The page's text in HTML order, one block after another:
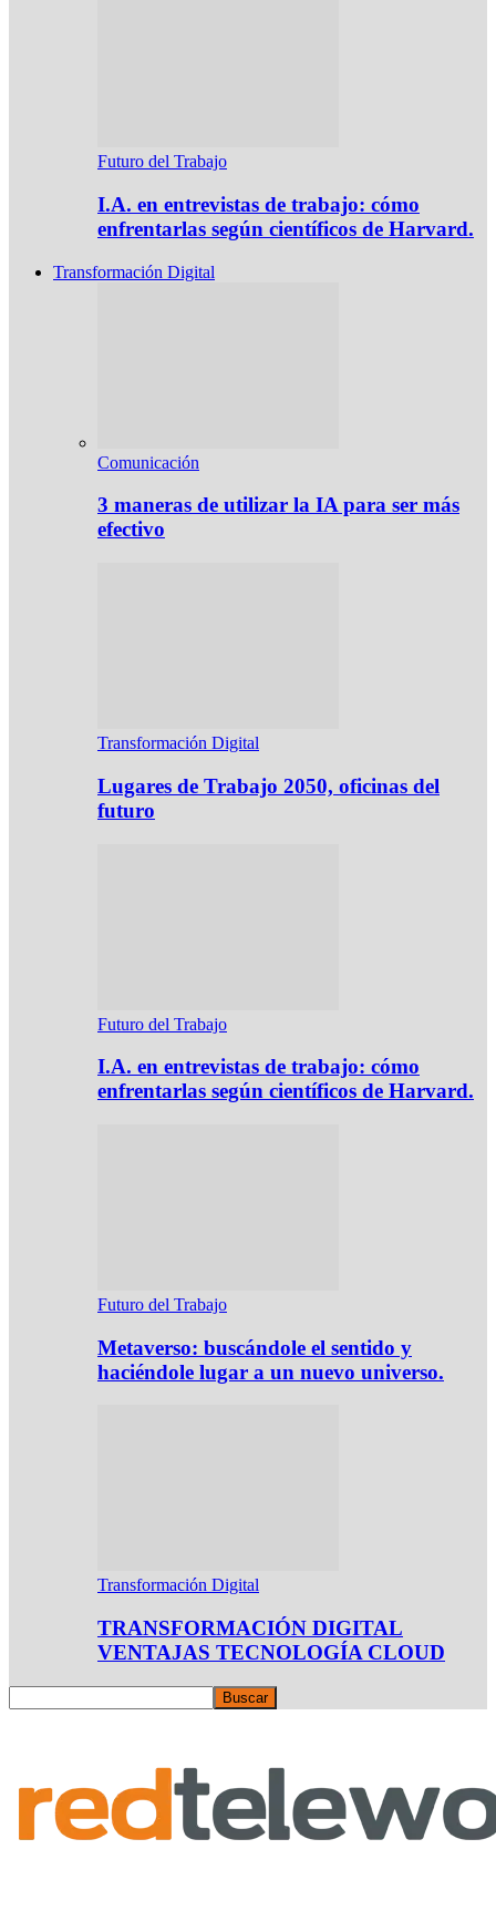
Futuro del Trabajo
I.A. en entrevistas de trabajo: cómo
enfrentarlas según científicos de Harvard.
Transformación Digital
Comunicación
3 maneras de utilizar la IA para ser más
efectivo
Transformación Digital
Lugares de Trabajo 2050, oficinas del
futuro
Futuro del Trabajo
I.A. en entrevistas de trabajo: cómo
enfrentarlas según científicos de Harvard.
Futuro del Trabajo
Metaverso: buscándole el sentido y
haciéndole lugar a un nuevo universo.
Transformación Digital
TRANSFORMACIÓN DIGITAL
VENTAJAS TECNOLOGÍA CLOUD